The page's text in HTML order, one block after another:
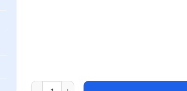
WooCommerce Products Showcase for